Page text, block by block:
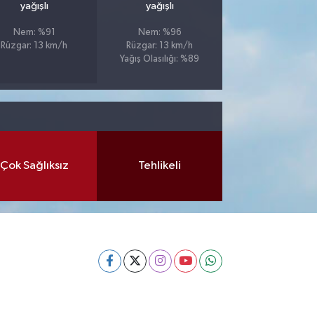
yağışlı
Nem: %91
Rüzgar: 13 km/h
yağışlı
Nem: %96
Rüzgar: 13 km/h
Yağış Olasılığı: %89
Çok Sağlıksız Tehlikeli